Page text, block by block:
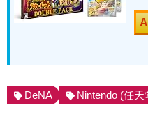
DeNA Nintendo (任天